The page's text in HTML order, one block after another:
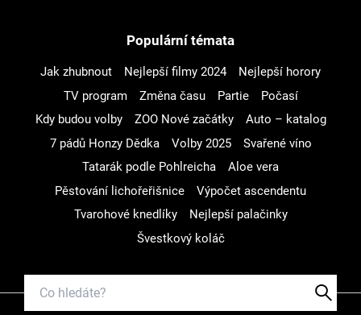
Populární témata
Jak zhubnout Nejlepší filmy 2024
Nejlepší horory
TV program
Změna času Partie
Počasí
Kdy budou volby
ZOO Nové začátky
Auto – katalog
7 pádů Honzy Dědka
Volby 2025
Svařené víno
Tatarák podle Pohlreicha
Aloe vera
Pěstování lichořeřišnice
Výpočet ascendentu
Tvarohové knedlíky
Nejlepší palačinky
Švestkový koláč